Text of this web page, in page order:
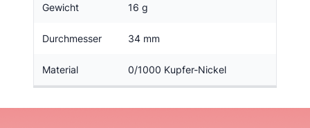
Gewicht 16 g
Durchmesser 34 mm
Material 0/1000 Kupfer-Nickel